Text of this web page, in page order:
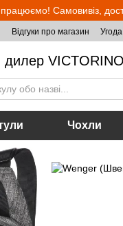
Самовивіз,
Відгуки про магазин
дилер
Чохли